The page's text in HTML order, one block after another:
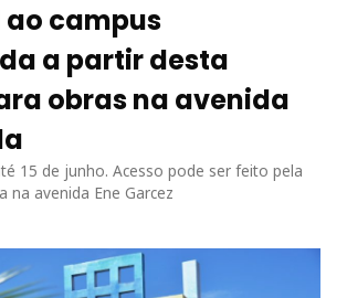
campus
a partir desta
obras na avenida
15 de junho. Acesso pode ser feito pela
na avenida Ene Garcez